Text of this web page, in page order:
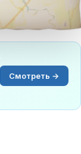
Смотреть →